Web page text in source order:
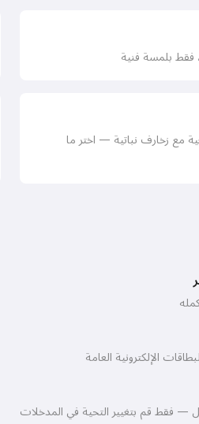
فقط بلمسة فنية
مع زخارف نباتية — اختر ما
الإلكترونية العامة
— فقط قم بتغيير التحية في المدخلات